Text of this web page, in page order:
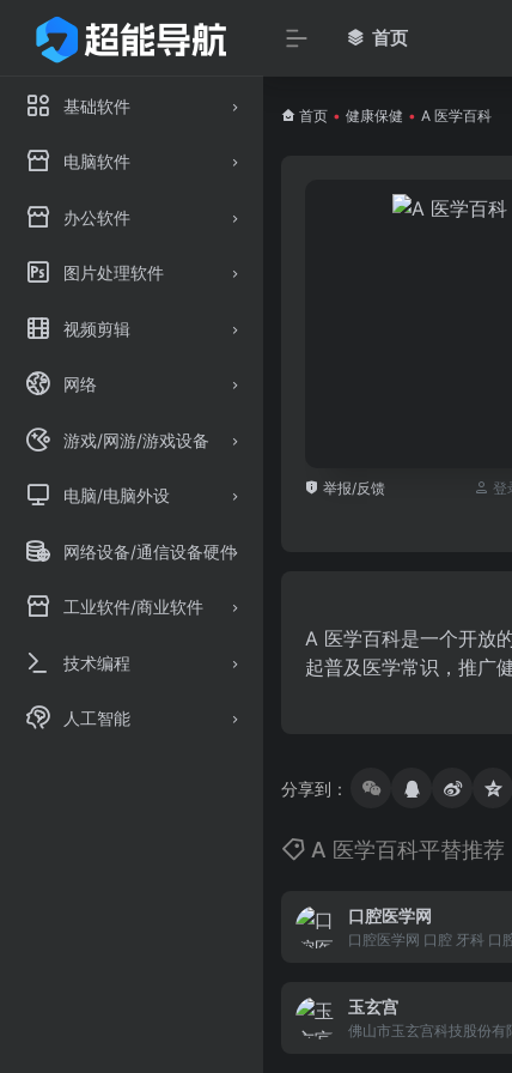
基础软件
电脑软件
办公软件
图片处理软件
视频剪辑
网络
游戏/网游/游戏设备
电脑/电脑外设
网络设备/通信设备硬件
工业软件/商业软件
技术编程
人工智能
首页
首页 • 健康保健 • A 医学百科
举报/反馈 登
A 医学百科是一个开放
起普及医学常识，推广
分享到：
A 医学百科平替推荐
口腔医学网
口腔医学网 口腔 牙科 口
玉玄宫
佛山市玉玄宫科技股份有